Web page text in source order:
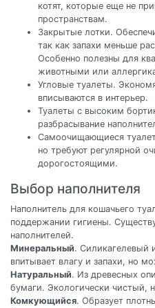
котят, которые еще не
пространствам.
Закрытые лотки.
так как запахи меньше
Особенно полезны для
животными или
Угловые туалеты.
вписываются в интерьер.
Туалеты с высоким
разбрасывание
Самоочищающиеся
но требуют регулярной
дорогостоящими.
Выбор наполнителя
Наполнитель для кошачьего
поддержании гигиены.
наполнителей.
Минеральный. Силикагелевый
впитывает влагу и запахи, но
Натуральный. Из древесных
бумаги. Экологически чистый,
Комкующийся. Образует